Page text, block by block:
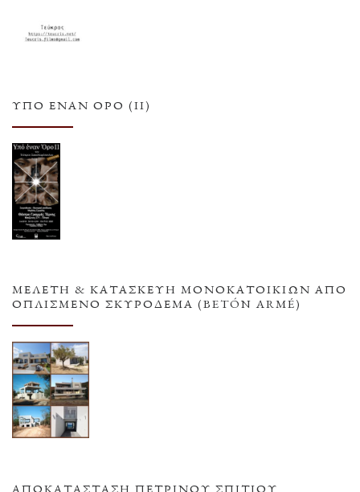
ΥΠΌ ΈΝΑΝ ΌΡΟ (ΙΙ)
ΜΕΛΕΤΗ & ΚΑΤΑΣΚΕΥΗ ΜΟΝΟΚΑΤΟΙΚΙΩΝ ΑΠΟ
ΟΠΛΙΣΜΕΝΟ ΣΚΥΡΟΔΕΜΑ (BETÓN ARMÉ)
ΑΠΟΚΑΤΆΣΤΑΣΗ ΠΈΤΡΙΝΟΥ ΣΠΙΤΙΟΎ